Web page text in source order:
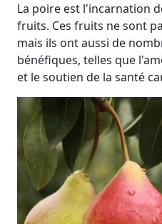
La poire est l'incarnation
fruits. Ces fruits ne sont
mais ils ont aussi de
bénéfiques, telles que
et le soutien de la santé